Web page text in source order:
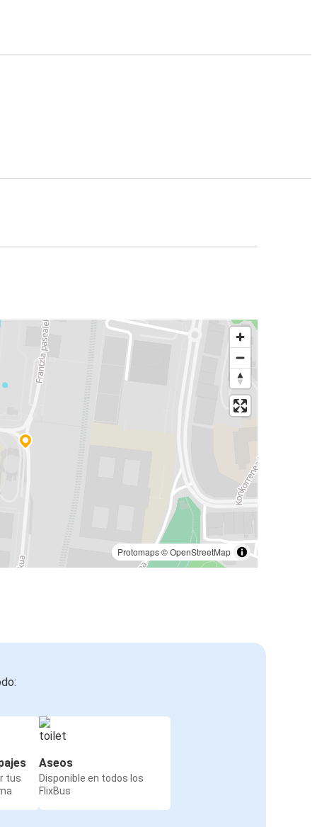
Protomaps©OpenStreetMap
tus
Aseos
Disponible en todos los
FlixBus